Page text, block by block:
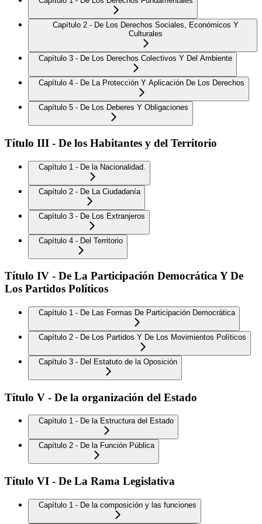
Capítulo 2 - De Los Derechos Sociales, Económicos Y
Culturales
Capítulo 3 - De Los Derechos Colectivos Y Del Ambiente
Capítulo 4 - De La Protección Y Aplicación De Los Derechos
Capítulo 5 - De Los Deberes Y Obligaciones
Título III - De los Habitantes y del Territorio
Capítulo 1 - De la Nacionalidad.
Capítulo 2 - De La Ciudadanía
Capítulo 3 - De Los Extranjeros
Capítulo 4 - Del Territorio
Título IV - De La Participación Democrática Y De
Los Partidos Políticos
Capítulo 1 - De Las Formas De Participación Democrática
Capítulo 2 - De Los Partidos Y De Los Movimientos Políticos
Capítulo 3 - Del Estatuto de la Oposición
Título V - De la organización del Estado
Capítulo 1 - De la Estructura del Estado
Capítulo 2 - De la Función Pública
Título VI - De La Rama Legislativa
Capítulo 1 - De la composición y las funciones